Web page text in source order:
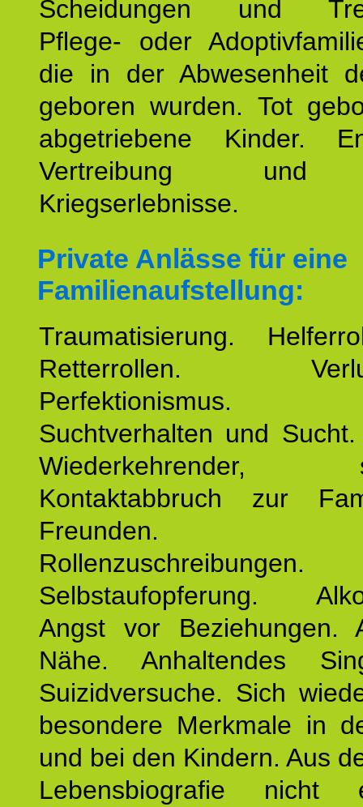
Scheidungen und
Pflege- oder
die in der Abwesenheit
geboren wurden. Tot
abgetriebene Kinder.
Vertreibung und
Kriegserlebnisse.
Private Anlässe für eine
Familienaufstellung:
Traumatisierung.
Retterrollen.
Perfektionismus.
Suchtverhalten und
Wiederkehrender,
Kontaktabbruch zur
Freunden.
Rollenzuschreibungen.
Selbstaufopferung.
Angst vor Beziehungen.
Nähe. Anhaltendes
Suizidversuche. Sich
besondere Merkmale in
und bei den Kindern. Aus
Lebensbiografie nicht